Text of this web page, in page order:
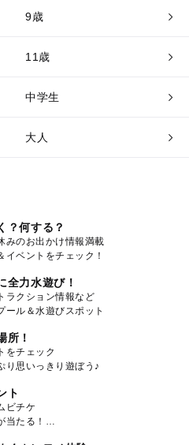
9歳
11歳
中学生
大人
？何する？
みのお出かけ情報満載
イベントをチェック！
全力水遊び！
ラクション情報など
ール＆水遊びスポット
所！
をチェック
り思いっきり遊ぼう♪
ト
ビチケ
当たる！